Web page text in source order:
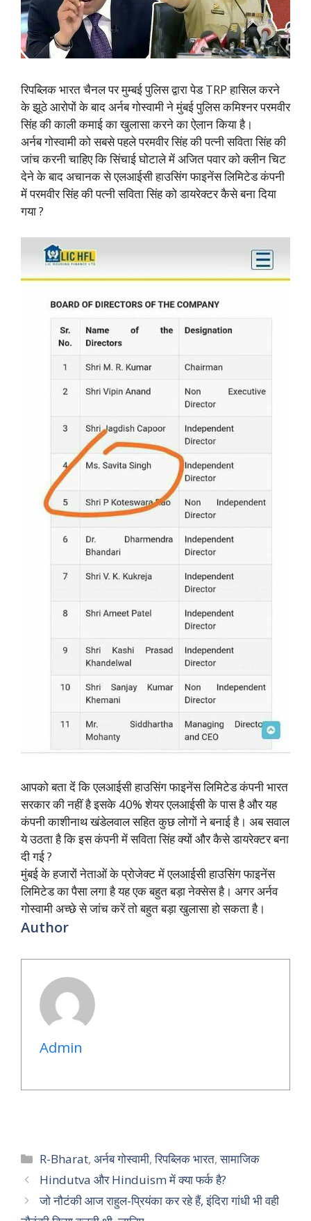
रिपब्लिक भारत चैनल पर मुम्बई पुलिस द्वारा पेड TRP हासिल करने
के झूठे आरोपों के बाद अर्नब गोस्वामी ने मुंबई पुलिस कमिश्नर परमवीर
सिंह की काली कमाई का खुलासा करने का ऐलान किया है।
अर्नब गोस्वामी को सबसे पहले परमवीर सिंह की पत्नी सविता सिंह की
जांच करनी चाहिए कि सिंचाई घोटाले में अजित पवार को क्लीन चिट
देने के बाद अचानक से एलआईसी हाउसिंग फाइनेंस लिमिटेड कंपनी
में परमवीर सिंह की पत्नी सविता सिंह को डायरेक्टर कैसे बना दिया
गया ?
आपको बता देंं कि एलआईसी हाउसिंग फाइनेंस लिमिटेड कंपनी भारत
सरकार की नहीं है इसके 40% शेयर एलआईसी के पास है और यह
कंपनी काशीनाथ खंडेलवाल सहित कुछ लोगों ने बनाई है। अब सवाल
ये उठता है कि इस कंपनी में सविता सिंह क्यों और कैसे डायरेक्टर बना
दी गई ?
मुंबई के हजारों नेताओं के प्रोजेक्ट में एलआईसी हाउसिंग फाइनेंस
लिमिटेड का पैसा लगा है यह एक बहुत बड़ा नेक्सेस है। अगर अर्नव
गोस्वामी अच्छे से जांच करें तो बहुत बड़ा खुलासा हो सकता है।
Author
Admin
Categories
R-Bharat,अर्नब गोस्वामी,रिपब्लिक भारत,सामाजिक
Hindutva और Hinduism में क्या फर्क है?
जो नौटंकी आज राहुल-प्रियंका कर रहे हैं, इंदिरा गांधी भी वही